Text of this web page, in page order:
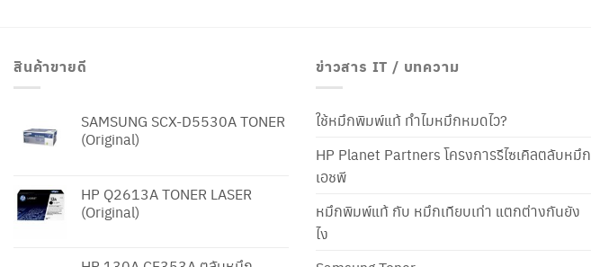
สินค้าขายดี
SAMSUNG SCX-D5530A TONER
(Original)
HP Q2613A TONER LASER
(Original)
ข่าวสาร IT / บทความ
ใช้หมึกพิมพ์แท้ ทำไมหมึกหมดไว?
HP Planet Partners โครงการรีไซเคิลตลับหมึก
เอชพี
หมึกพิมพ์แท้ กับ หมึกเทียบเท่า แตกต่างกันยัง
ไง